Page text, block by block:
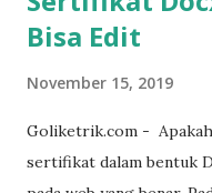
Bisa Edit
November 15, 2019
Goliketrik.com -
sertifikat dalam bentuk